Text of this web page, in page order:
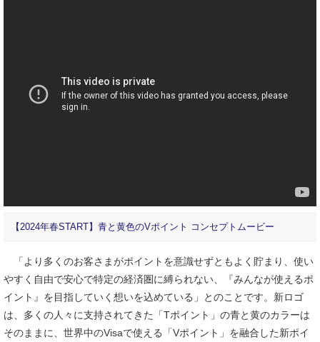
【2024年春START】青と黄色のVポイント コンセプトムービー
「より多くのお客さまがポイントを意識せずともよく貯まり、使い
やすく自由で安心で特定の経済圏に縛られない、『みんなが使えるポ
イント』を目指していく想いを込めている」とのことです。新ロゴ
は、多くの人々に支持されてきた「Tポイント」の青と黄のカラーは
そのままに、世界中のVisaで使える「Vポイント」を融合した新ポイ